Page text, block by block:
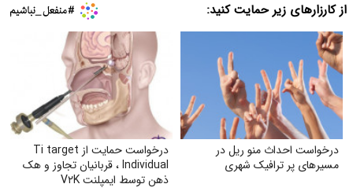
از کارزارهای زیر حمایت کنید:
درخواست احداث منو ریل در
مسیرهای پر ترافیک شهری
درخواست حمایت از Ti target
Individual ، قربانیان تجاوز و هک
ذهن توسط ایمپلنت V۲K